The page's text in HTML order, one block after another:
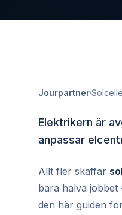
Jourpartner·
Elektrikern är
anpassar
Allt fler skaffar
bara halva jobbet
den här guiden